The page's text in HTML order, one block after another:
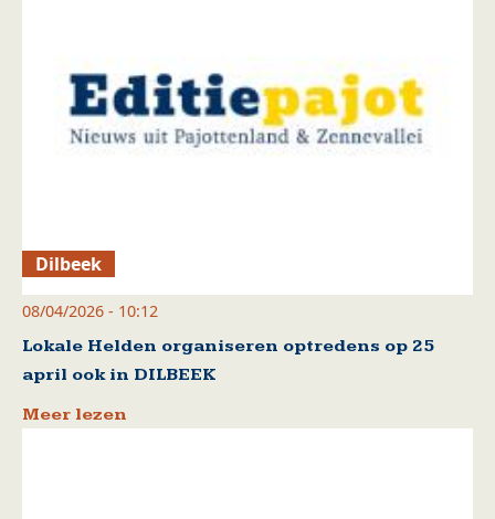
Dilbeek
08/04/2026 - 10:12
Lokale Helden organiseren optredens op 25
april ook in DILBEEK
Meer lezen